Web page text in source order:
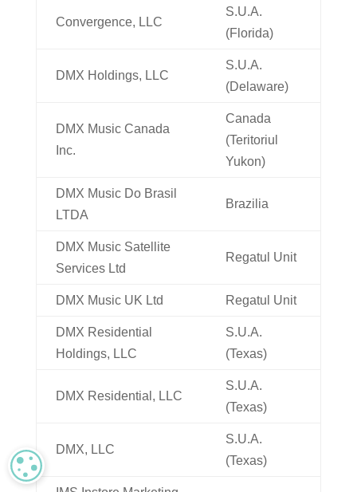
Convergence, LLC
S.U.A.
(Florida)
DMX Holdings, LLC
S.U.A.
(Delaware)
DMX Music Canada
Inc.
Canada
(Teritoriul
Yukon)
DMX Music Do Brasil
LTDA
Brazilia
DMX Music Satellite
Services Ltd
Regatul Unit
DMX Music UK Ltd Regatul Unit
DMX Residential
Holdings, LLC
S.U.A.
(Texas)
DMX Residential, LLC
S.U.A.
(Texas)
DMX, LLC
S.U.A.
(Texas)